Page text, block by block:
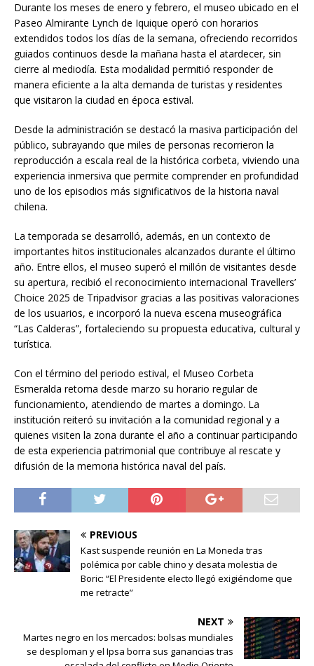
Durante los meses de enero y febrero, el museo ubicado en el
Paseo Almirante Lynch de Iquique operó con horarios
extendidos todos los días de la semana, ofreciendo recorridos
guiados continuos desde la mañana hasta el atardecer, sin
cierre al mediodía. Esta modalidad permitió responder de
manera eficiente a la alta demanda de turistas y residentes
que visitaron la ciudad en época estival.
Desde la administración se destacó la masiva participación del
público, subrayando que miles de personas recorrieron la
reproducción a escala real de la histórica corbeta, viviendo una
experiencia inmersiva que permite comprender en profundidad
uno de los episodios más significativos de la historia naval
chilena.
La temporada se desarrolló, además, en un contexto de
importantes hitos institucionales alcanzados durante el último
año. Entre ellos, el museo superó el millón de visitantes desde
su apertura, recibió el reconocimiento internacional Travellers’
Choice 2025 de Tripadvisor gracias a las positivas valoraciones
de los usuarios, e incorporó la nueva escena museográfica
“Las Calderas”, fortaleciendo su propuesta educativa, cultural y
turística.
Con el término del periodo estival, el Museo Corbeta
Esmeralda retoma desde marzo su horario regular de
funcionamiento, atendiendo de martes a domingo. La
institución reiteró su invitación a la comunidad regional y a
quienes visiten la zona durante el año a continuar participando
de esta experiencia patrimonial que contribuye al rescate y
difusión de la memoria histórica naval del país.
PREVIOUS
Kast suspende reunión en La Moneda tras
polémica por cable chino y desata molestia de
Boric: “El Presidente electo llegó exigiéndome que
me retracte”
NEXT
Martes negro en los mercados: bolsas mundiales
se desploman y el Ipsa borra sus ganancias tras